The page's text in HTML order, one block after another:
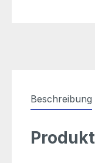
Beschreibung